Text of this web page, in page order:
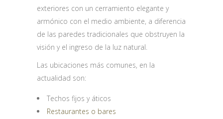
exteriores con un cerramiento elegante y
armónico con el medio ambiente, a diferencia
de las paredes tradicionales que obstruyen la
visión y el ingreso de la luz natural.
Las ubicaciones más comunes, en la
actualidad son:
Techos fijos y áticos
Restaurantes o bares